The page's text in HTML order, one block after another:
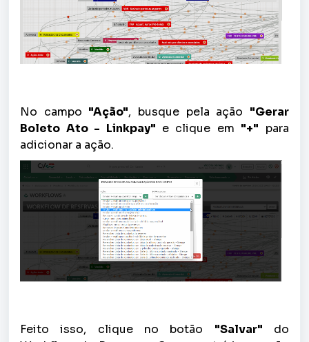
No campo "Ação", busque pela ação "Gerar
Boleto Ato - Linkpay" e clique em "+" para
adicionar a ação.
Feito isso, clique no botão "Salvar" do